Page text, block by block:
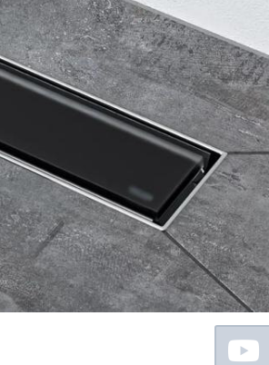
Floating